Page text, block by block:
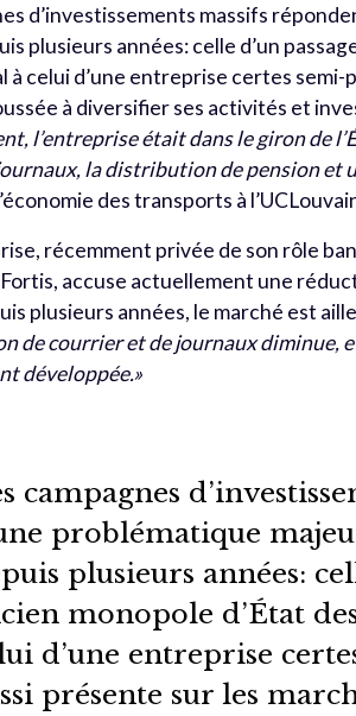
d’investissements massifs
plusieurs années: celle d’un
à celui d’une entreprise certes
à diversifier ses activités et
l’entreprise était dans le giron de
la distribution de pension et
des transports à
récemment privée de son rôle
accuse actuellement une
plusieurs années, le marché est
de courrier et de journaux diminue,
développée.»
campagnes
problématique
plusieurs années:
monopole d’État
d’une entreprise
présente sur les